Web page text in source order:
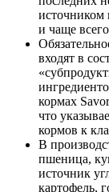
источником
и чаще
входят в
кормах
что
кормов к
В
пшеница,
источник
картофель,